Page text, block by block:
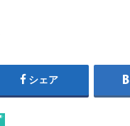
シェア